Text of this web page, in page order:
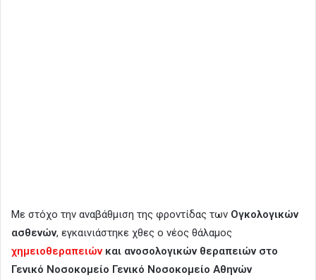
Με στόχο την αναβάθμιση της φροντίδας των Ογκολογικών
ασθενών, εγκαινιάστηκε χθες ο νέος θάλαμος
χημειοθεραπειώνκαι ανοσολογικών θεραπειών στο
Γενικό Νοσοκομείο Γενικό Νοσοκομείο Αθηνών